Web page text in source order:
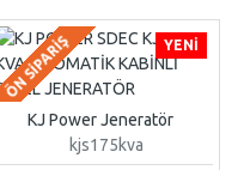
YENI
ÖN SIPARIŞ
KJ Power Jeneratör
kjs175kva